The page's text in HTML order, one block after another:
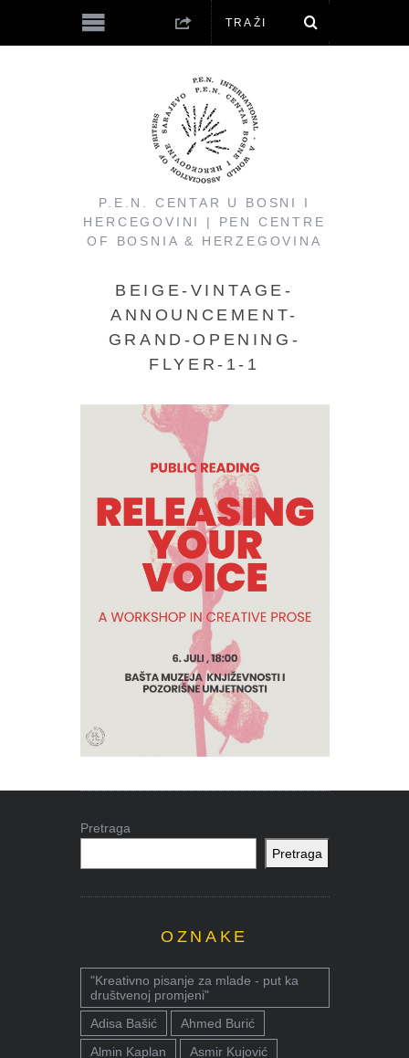
P.E.N. CENTAR U BOSNI I
HERCEGOVINI | PEN CENTRE
OF BOSNIA & HERZEGOVINA
BEIGE-VINTAGE-
ANNOUNCEMENT-
GRAND-OPENING-
FLYER-1-1
Pretraga
Pretraga
OZNAKE
"Kreativno pisanje za mlade - put ka
društvenoj promjeni"
Adisa Bašić
Ahmed Burić
Almin Kaplan
Asmir Kujović